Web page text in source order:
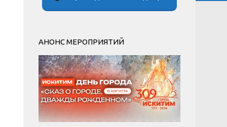
АНОНС МЕРОПРИЯТИЙ